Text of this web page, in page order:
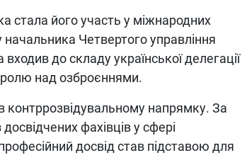
стала його участь у міжнародних
начальника Четвертого управління
до складу української делегації
над озброєннями.
напрямку. За
фахівців у сфері
досвід став підставою для